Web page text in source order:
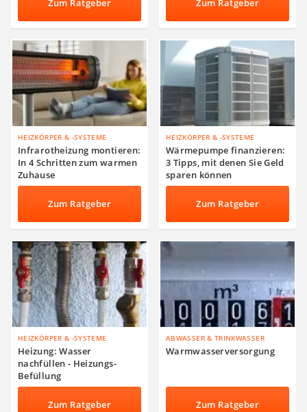
Zum Ratgeber Zum Ratgeber
HEIZKÖRPER & -SYSTEME
Infrarotheizung montieren:
In 4 Schritten zum warmen
Zuhause
Zum Ratgeber
HEIZKÖRPER & -SYSTEME
Wärmepumpe finanzieren:
3 Tipps, mit denen Sie Geld
sparen können
Zum Ratgeber
HEIZKÖRPER & -SYSTEME
Heizung: Wasser
nachfüllen - Heizungs-
Befüllung
Zum Ratgeber
ABWASSER & TRINKWASSER
Warmwasserversorgung
Zum Ratgeber